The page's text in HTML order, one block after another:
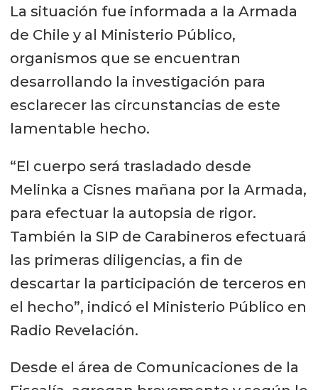
La situación fue informada a la Armada
de Chile y al Ministerio Público,
organismos que se encuentran
desarrollando la investigación para
esclarecer las circunstancias de este
lamentable hecho.
“El cuerpo será trasladado desde
Melinka a Cisnes mañana por la Armada,
para efectuar la autopsia de rigor.
También la SIP de Carabineros efectuará
las primeras diligencias, a fin de
descartar la participación de terceros en
el hecho”, indicó el Ministerio Público en
Radio Revelación.
Desde el área de Comunicaciones de la